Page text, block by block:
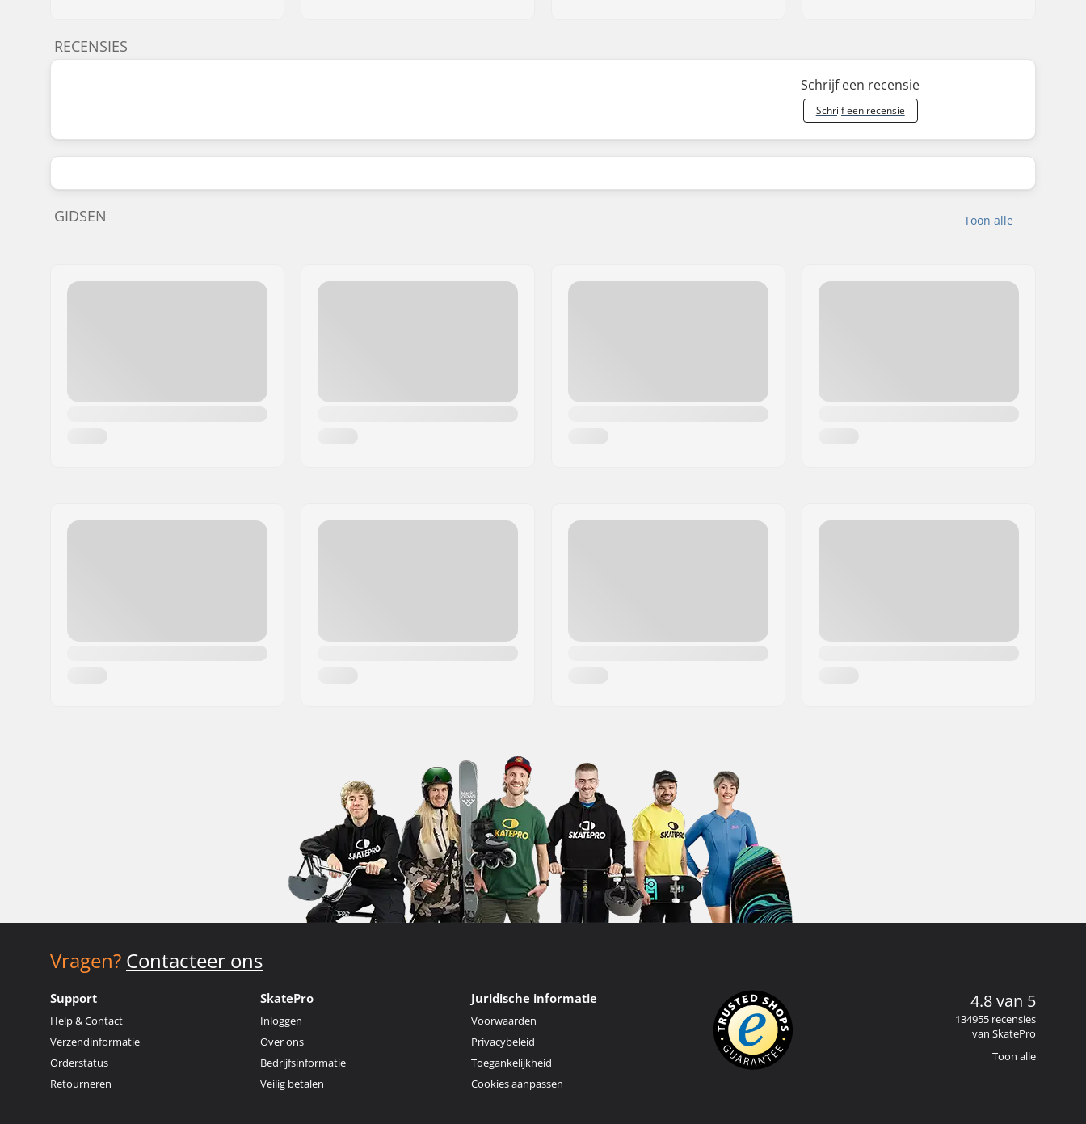
RECENSIES
Schrijf een recensie
Schrijf een recensie
Toon alle
GIDSEN
Vragen? Contacteer ons
Support
Help & Contact
Verzendinformatie
Orderstatus
Retourneren
SkatePro
Inloggen
Over ons
Bedrijfsinformatie
Veilig betalen
Juridische informatie
Voorwaarden
Privacybeleid
Toegankelijkheid
Cookies aanpassen
4.8 van 5
134955 recensies
van SkatePro
Toon alle